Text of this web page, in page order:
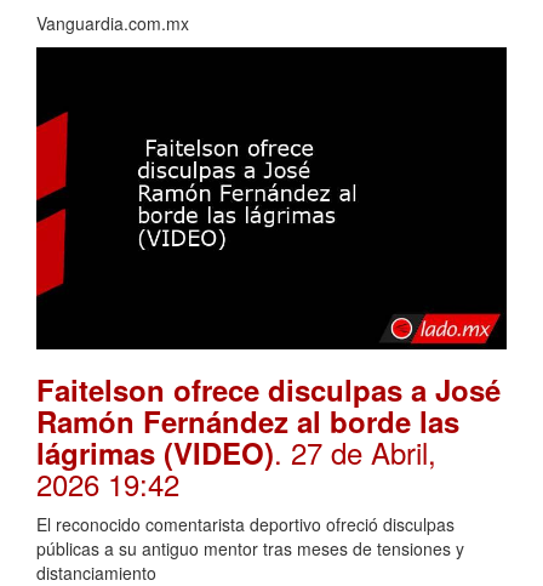
Vanguardia.com.mx
Faitelson ofrece disculpas a José
Ramón Fernández al borde las
lágrimas (VIDEO). 27 de Abril,
2026 19:42
El reconocido comentarista deportivo ofreció disculpas
públicas a su antiguo mentor tras meses de tensiones y
distanciamiento